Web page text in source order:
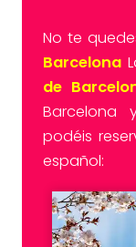
No te
Barcelona
de
Barcelona
podéis
español: